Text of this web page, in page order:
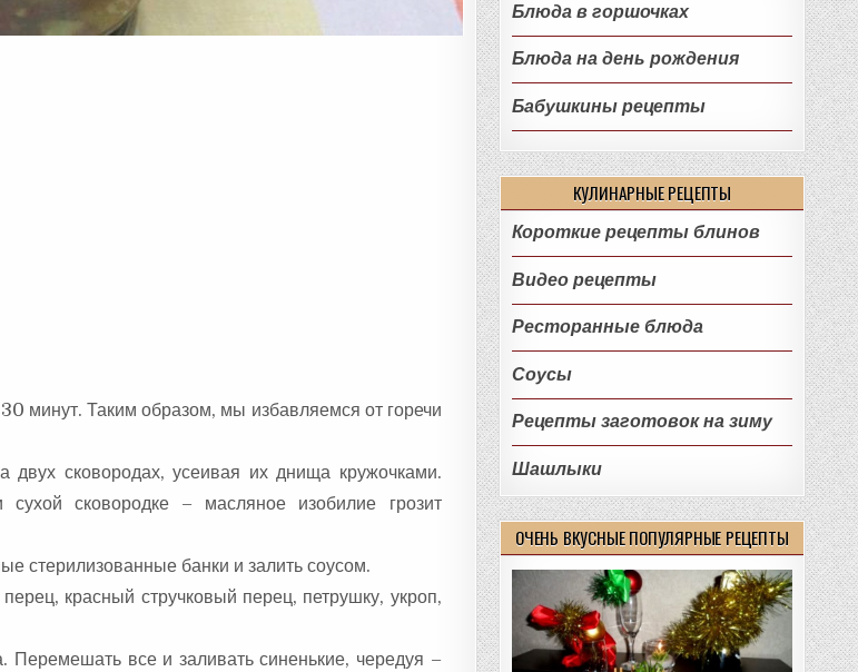
минут. Таким образом, мы избавляемся от горечи
сковородах, усеивая их днища кружочками.
сковородке – масляное изобилие грозит
стерилизованные банки и залить соусом.
красный стручковый перец, петрушку, укроп,
Перемешать все и заливать синенькие, чередуя –
Блюда в горшочках
Блюда на день рождения
Бабушкины рецепты
КУЛИНАРНЫЕ РЕЦЕПТЫ
Короткие рецепты блинов
Видео рецепты
Ресторанные блюда
Соусы
Рецепты заготовок на зиму
Шашлыки
ОЧЕНЬ ВКУСНЫЕ ПОПУЛЯРНЫЕ РЕЦЕПТЫ